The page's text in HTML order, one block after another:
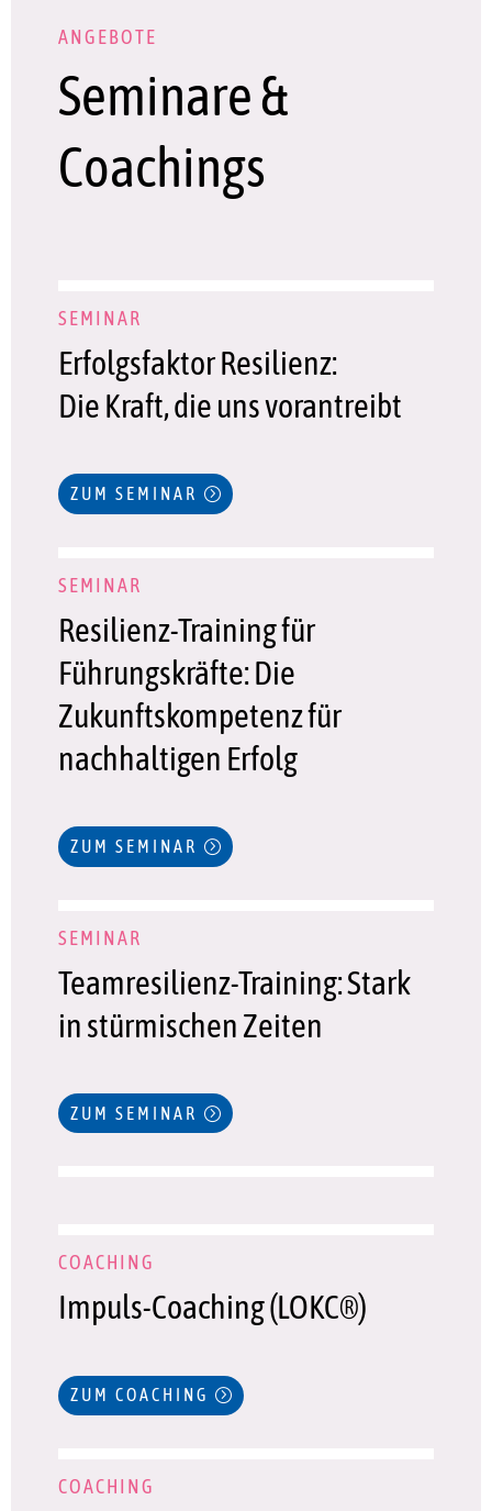
ANGEBOTE
Seminare &
Coachings
SEMINAR
Erfolgsfaktor Resilienz:
Die Kraft, die uns vorantreibt
ZUM SEMINAR
SEMINAR
Resilienz-Training für
Führungskräfte: Die
Zukunftskompetenz für
nachhaltigen Erfolg
ZUM SEMINAR
SEMINAR
Teamresilienz-Training: Stark
in stürmischen Zeiten
ZUM SEMINAR
COACHING
Impuls-Coaching (LOKC®)
ZUM COACHING
COACHING